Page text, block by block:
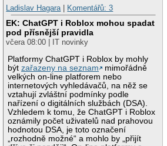
Ladislav Hagara
Komentářů: 3
EK: ChatGPT i Roblox mohou spadat
pod přísnější pravidla
včera 08:00 | IT novinky
Platformy ChatGPT i Roblox by mohly
býtzařazeny na seznam
mimořádně
velkých on-line platforem nebo
internetových vyhledávačů, na něž se
vztahují zvláštní podmínky podle
nařízení o digitálních službách (DSA).
Vzhledem k tomu, že ChatGPT i Roblox
oznámily počet uživatelů nad prahovou
hodnotou DSA, je toto označení
„rozhodně možné“ a mohlo by „přijít